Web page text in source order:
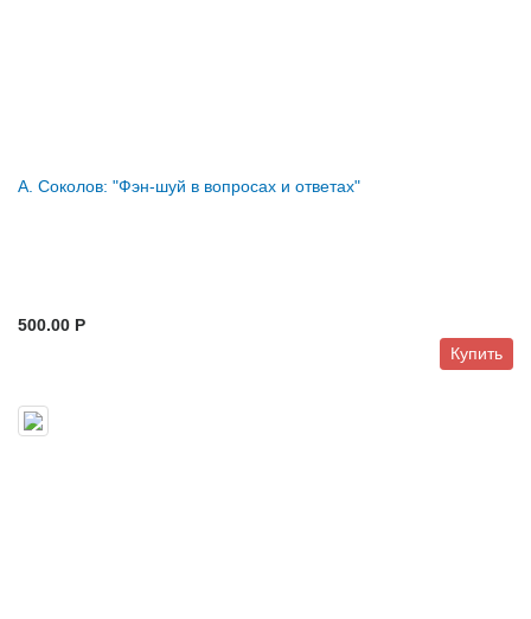
А. Соколов: "Фэн-шуй в вопросах и ответах"
500.00 P
Купить